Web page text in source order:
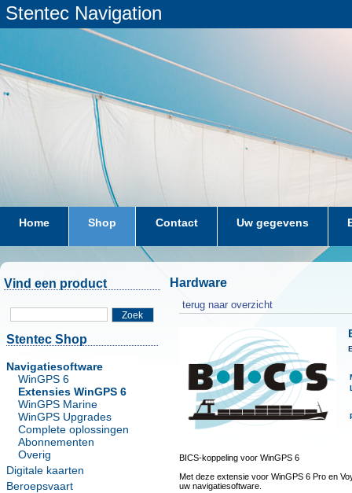
Stentec Navigation
Home Shop Contact Uw gegevens
Vind een product
Zoek
Stentec Shop
Navigatiesoftware
WinGPS 6
Extensies WinGPS 6
WinGPS Marine
WinGPS Upgrades
Complete oplossingen
Abonnementen
Overig
Digitale kaarten
Beroepsvaart
Hardware
terug naar overzicht
BICS-koppeling voor WinGPS 6
Met deze extensie voor WinGPS 6 Pro en
uw navigatiesoftware.